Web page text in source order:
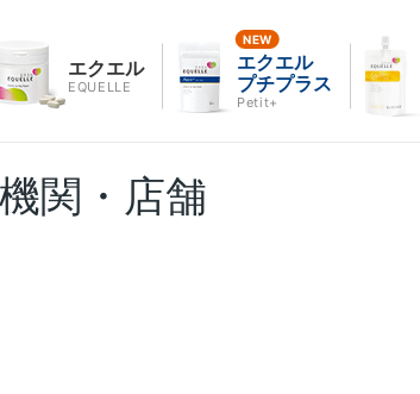
エクエル
EQUELLE
エクエル
プチプラス
Petit+
関・店舗